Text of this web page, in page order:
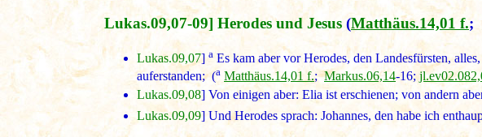
Lukas.09,07-09] Herodes und Jesus (Matthäus.14,01 f.;
Lukas.09,07]a Es kam aber vor Herodes, den Landesfürsten,
auferstanden; (a Matthäus.14,01 f.;Markus.06,14-16;
Lukas.09,08] Von einigen aber: Elia ist erschienen; von andern
Lukas.09,09] Und Herodes sprach: Johannes, den habe ich